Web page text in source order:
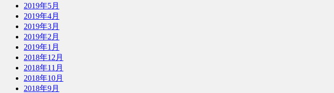
2019年5月
2019年4月
2019年3月
2019年2月
2019年1月
2018年12月
2018年11月
2018年10月
2018年9月